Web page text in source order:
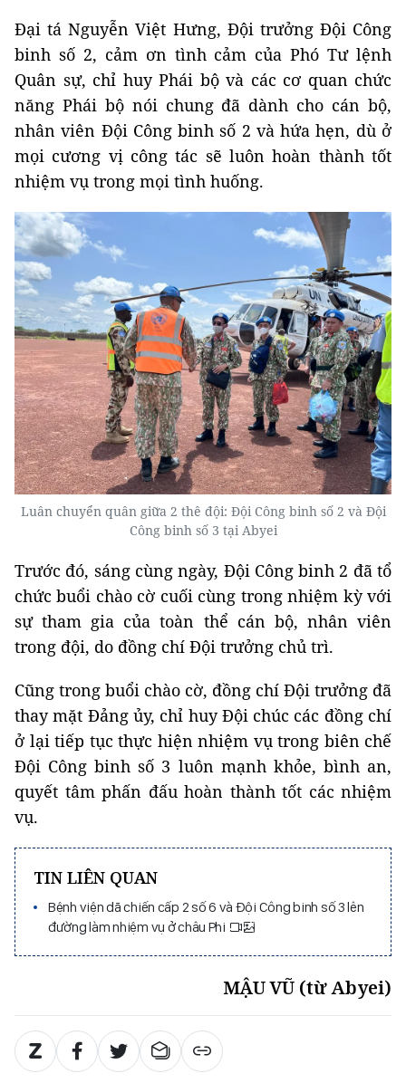
Đại tá Nguyễn Việt Hưng, Đội trưởng Đội Công
binh số 2, cảm ơn tình cảm của Phó Tư lệnh
Quân sự, chỉ huy Phái bộ và các cơ quan chức
năng Phái bộ nói chung đã dành cho cán bộ,
nhân viên Đội Công binh số 2 và hứa hẹn, dù ở
mọi cương vị công tác sẽ luôn hoàn thành tốt
nhiệm vụ trong mọi tình huống.
Luân chuyển quân giữa 2 thê đội: Đội Công binh số 2 và Đội
Công binh số 3 tại Abyei
Trước đó, sáng cùng ngày, Đội Công binh 2 đã tổ
chức buổi chào cờ cuối cùng trong nhiệm kỳ với
sự tham gia của toàn thể cán bộ, nhân viên
trong đội, do đồng chí Đội trưởng chủ trì.
Cũng trong buổi chào cờ, đồng chí Đội trưởng đã
thay mặt Đảng ủy, chỉ huy Đội chúc các đồng chí
ở lại tiếp tục thực hiện nhiệm vụ trong biên chế
Đội Công binh số 3 luôn mạnh khỏe, bình an,
quyết tâm phấn đấu hoàn thành tốt các nhiệm
vụ.
TIN LIÊN QUAN
Bệnh viện dã chiến cấp 2 số 6 và Đội Công binh số 3 lên
đường làm nhiệm vụ ở châu Phi
MẬU VŨ (từ Abyei)